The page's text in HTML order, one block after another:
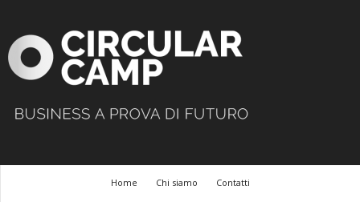
Home Chi siamo
Contatti